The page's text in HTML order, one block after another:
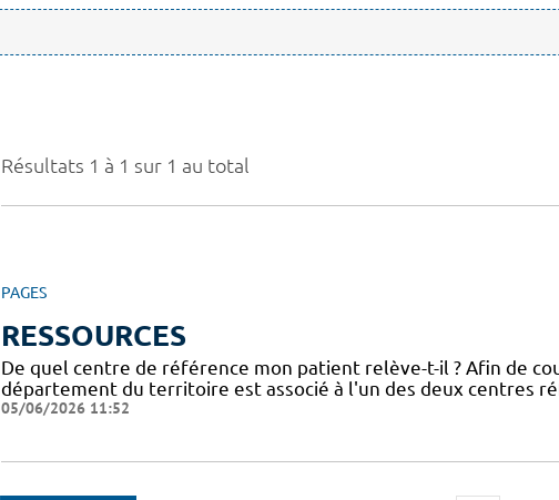
Résultats 1 à 1 sur 1 au total
PAGES
RESSOURCES
De quel centre de référence mon patient relève-t-il ? Afin de
département du territoire est associé à l'un des deux centres
05/06/2026 11:52